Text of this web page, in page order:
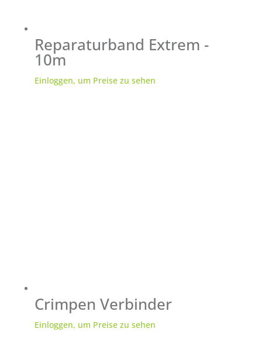
Reparaturband Extrem -
10m
Einloggen, um Preise zu sehen
Crimpen Verbinder
Einloggen, um Preise zu sehen